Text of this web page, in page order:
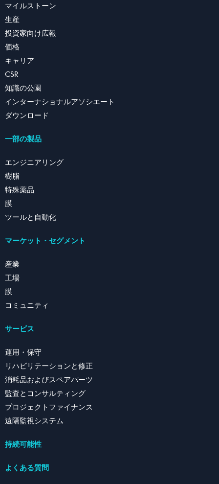
マイルストーン
生産
投資家向け広報
価格
キャリア
CSR
知識の公園
インターナショナルアソシエート
ダウンロード
一部の製品
エンジニアリング
樹脂
特殊薬品
膜
ツールと自動化
マーケット・セグメント
産業
工場
膜
コミュニティ
サービス
運用・保守
リハビリテーションと修正
消耗品およびスペアパーツ
監査とコンサルティング
プロジェクトファイナンス
遠隔監視システム
持続可能性
よくある質問